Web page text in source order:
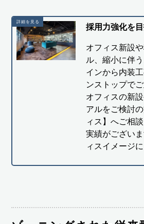
採用力強化を
オフィス新設
ル、縮小に伴
インから内装
ンストップで
オフィスの新
アルをご検討
ィス】へご相
実績がござい
ィスイメージ